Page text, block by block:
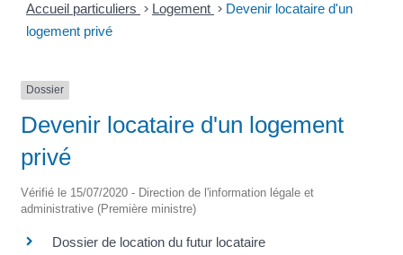
Accueil particuliers > Logement > Devenir locataire d'un
logement privé
Dossier
Devenir locataire d'un logement
privé
Vérifié le 15/07/2020 - Direction de l'information légale et
administrative (Première ministre)
Dossier de location du futur locataire